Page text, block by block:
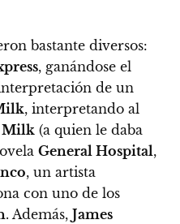
bastante diversos:
, ganándose el
de un
, interpretando al
Milk (a quien le daba
General Hospital,
, un artista
con uno de los
. Además, James